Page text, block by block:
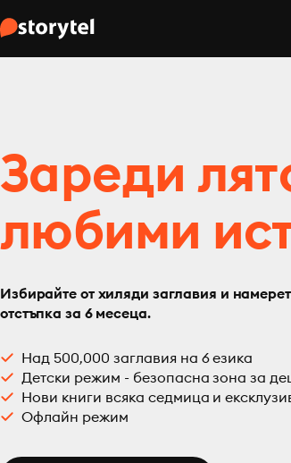
Зареди
любими
Избирайте от хиляди заглавия и
отстъпка за 6 месеца.
Над 500,000 заглавия на 6 езика
Детски режим - безопасна зона за
Нови книги всяка седмица и
Офлайн режим